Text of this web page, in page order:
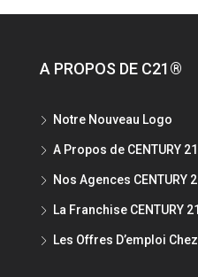
A PROPOS DE C21®
Notre Nouveau Logo
A Propos de CENTURY
Nos Agences CENTURY
La Franchise CENTURY
Les Offres D’emploi Chez